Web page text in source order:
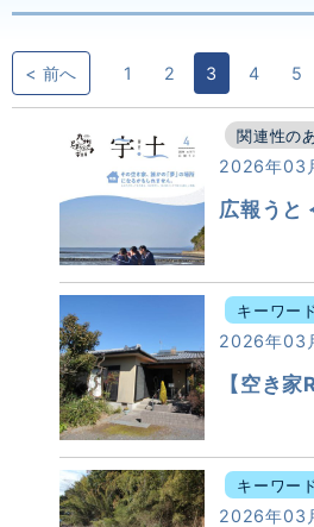
< 前へ 1 2 3 4 5
関連性の
2026年03
広報うと
キーワー
2026年03
【空き
キーワー
2026年03